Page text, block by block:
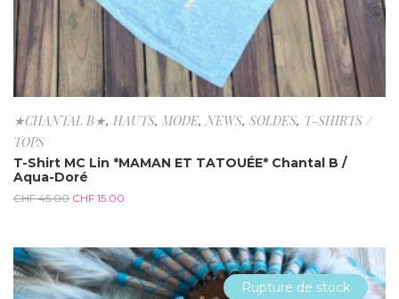
★CHANTAL B★, HAUTS, MODE,NEWS, SOLDES, T-SHIRTS /
TOPS
T-Shirt MC Lin *MAMAN ET TATOUÉE* Chantal B /
Aqua-Doré
CHF45.00 CHF 15.00
Rupture de stock